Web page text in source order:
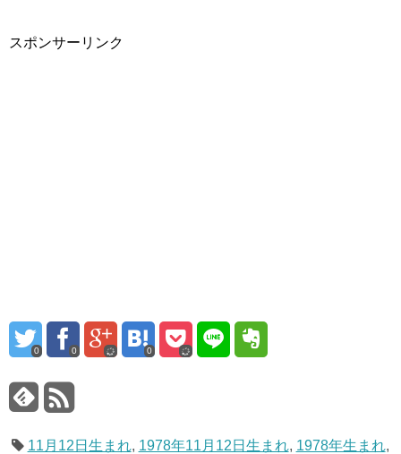
スポンサーリンク
0 0 0
11月12日生まれ, 1978年11月12日生まれ, 1978年生まれ,